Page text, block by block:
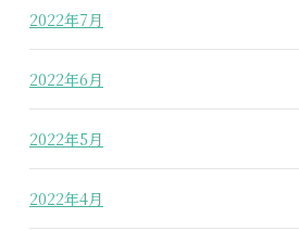
2022年7月
2022年6月
2022年5月
2022年4月